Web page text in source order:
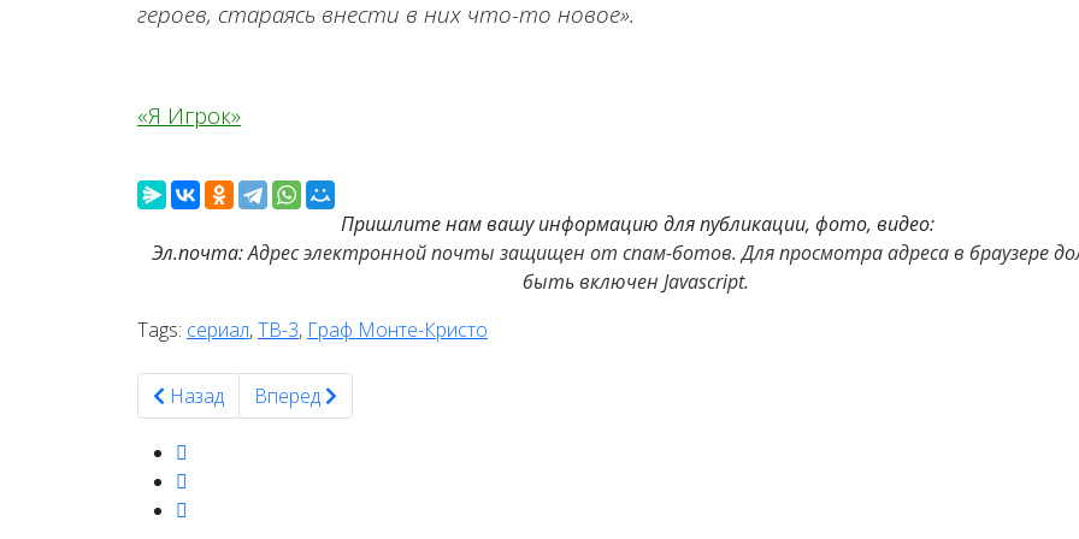
героев, стараясь внести в них что-то новое».
«Я Игрок»
Пришлите нам вашу информацию для публикации, фото, видео:
Эл.почта:Адрес электронной почты защищен от спам-ботов. Для просмотра адреса в браузере
быть включен Javascript.
Tags: сериал,ТВ-3, Граф Монте-Кристо
Предыдущий: В эфире «Шоу Воли» Юрий Стоянов рассказал о том, как заставил Никиту Михалкова
Назад Следующий: Ксения Роменкова решает уйти от мужа в детективном мини-сериале «Омут»
Вперед